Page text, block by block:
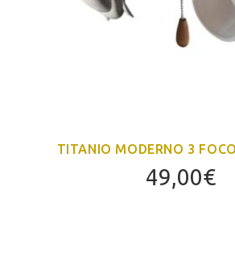
TITANIO MODERNO 3
49,00€